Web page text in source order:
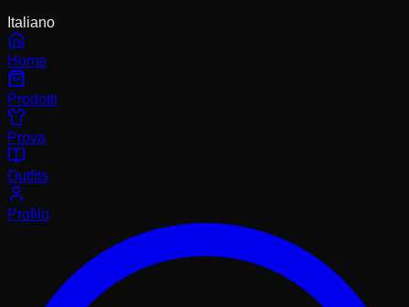
Italiano
Home
Prodotti
Prova
Outfits
Profilo